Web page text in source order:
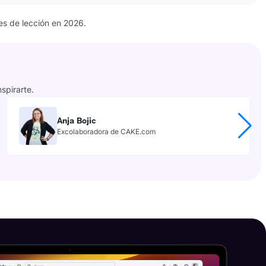
de lección en 2026.
guía para visas para nómadas digitales en Alemania.
práctica
de trabajo.
objetivo.
Anja Bojic
Excolaboradora de CAKE.com